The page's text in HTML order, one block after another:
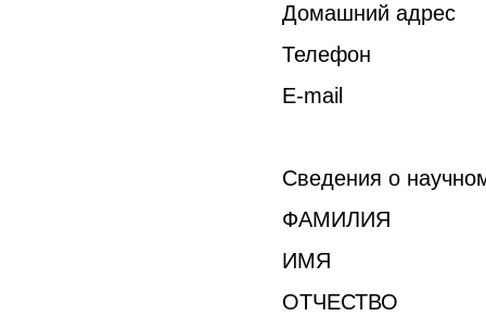
Домашний адрес
Телефон
E-mail
Сведения о
ФАМИЛИЯ
ИМЯ
ОТЧЕСТВО